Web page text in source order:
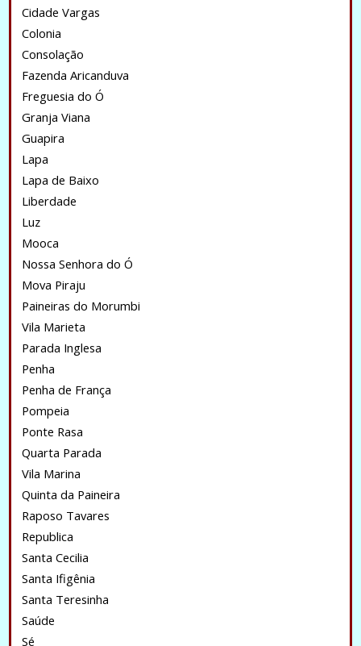
Cidade Vargas
Colonia
Consolação
Fazenda Aricanduva
Freguesia do Ó
Granja Viana
Guapira
Lapa
Lapa de Baixo
Liberdade
Luz
Mooca
Nossa Senhora do Ó
Mova Piraju
Paineiras do Morumbi
Vila Marieta
Parada Inglesa
Penha
Penha de França
Pompeia
Ponte Rasa
Quarta Parada
Vila Marina
Quinta da Paineira
Raposo Tavares
Republica
Santa Cecilia
Santa Ifigênia
Santa Teresinha
Saúde
Sé